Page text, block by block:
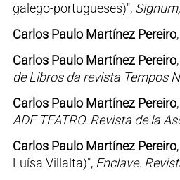
galego-portugueses)",
Carlos Paulo Martínez Pereiro
Carlos Paulo Martínez Pereiro
de Libros da revista Tempos
Carlos Paulo Martínez Pereiro
ADE TEATRO. Revista de la
Carlos Paulo Martínez Pereiro
Luísa Villalta)", Enclave.